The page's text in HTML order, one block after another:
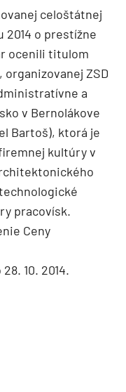
celoštátnej
2014 o prestížne
ocenili titulom
organizovanej ZSD
a
v Bernolákove
Bartoš), ktorá je
kultúry v
pracovísk.
Ceny
28. 10. 2014.